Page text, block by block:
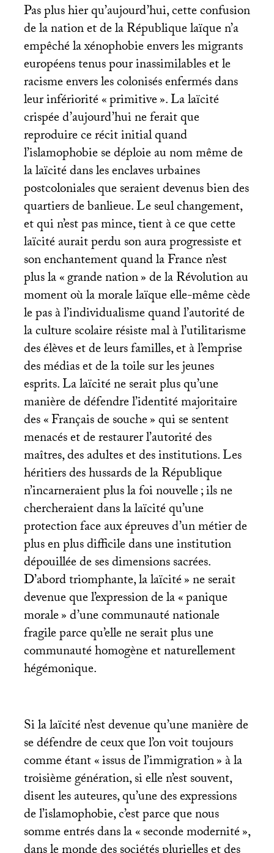
Pas plus hier qu’aujourd’hui, cette confusion
de la nation et de la République laïque n’a
empêché la xénophobie envers les migrants
européens tenus pour inassimilables et le
racisme envers les colonisés enfermés dans
leur infériorité «primitive». La laïcité
crispée d’aujourd’hui ne ferait que
reproduire ce récit initial quand
l’islamophobie se déploie au nom même de
la laïcité dans les enclaves urbaines
postcoloniales que seraient devenus bien des
quartiers de banlieue. Le seul changement,
et qui n’est pas mince, tient à ce que cette
laïcité aurait perdu son aura progressiste et
son enchantement quand la France n’est
plus la «grande nation» de la Révolution au
moment où la morale laïque elle-même cède
le pas à l’individualisme quand l’autorité de
la culture scolaire résiste mal à l’utilitarisme
des élèves et de leurs familles, et à l’emprise
des médias et de la toile sur les jeunes
esprits. La laïcité ne serait plus qu’une
manière de défendre l’identité majoritaire
des «Français de souche» qui se sentent
menacés et de restaurer l’autorité des
maîtres, des adultes et des institutions. Les
héritiers des hussards de la République
n’incarneraient plus la foi nouvelle; ils ne
chercheraient dans la laïcité qu’une
protection face aux épreuves d’un métier de
plus en plus difficile dans une institution
dépouillée de ses dimensions sacrées.
D’abord triomphante, la laïcité» ne serait
devenue que l’expression de la «panique
morale» d’une communauté nationale
fragile parce qu’elle ne serait plus une
communauté homogène et naturellement
hégémonique.
Si la laïcité n’est devenue qu’une manière de
se défendre de ceux que l’on voit toujours
comme étant «issus de l’immigration» à la
troisième génération, si elle n’est souvent,
disent les auteures, qu’une des expressions
de l’islamophobie, c’est parce que nous
somme entrés dans la «seconde modernité»,